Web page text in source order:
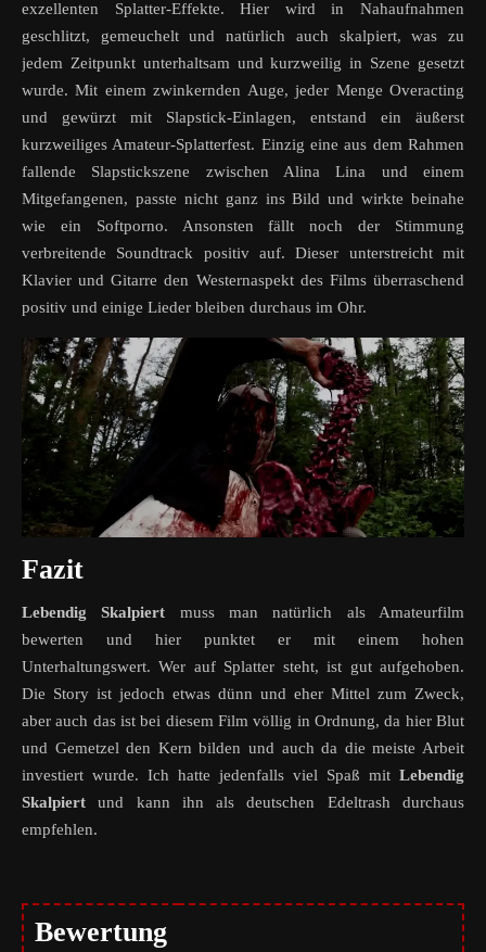
exzellenten Splatter-Effekte. Hier wird in Nahaufnahmen
geschlitzt, gemeuchelt und natürlich auch skalpiert, was zu
jedem Zeitpunkt unterhaltsam und kurzweilig in Szene gesetzt
wurde. Mit einem zwinkernden Auge, jeder Menge Overacting
und gewürzt mit Slapstick-Einlagen, entstand ein äußerst
kurzweiliges Amateur-Splatterfest. Einzig eine aus dem Rahmen
fallende Slapstickszene zwischen Alina Lina und einem
Mitgefangenen, passte nicht ganz ins Bild und wirkte beinahe
wie ein Softporno. Ansonsten fällt noch der Stimmung
verbreitende Soundtrack positiv auf. Dieser unterstreicht mit
Klavier und Gitarre den Westernaspekt des Films überraschend
positiv und einige Lieder bleiben durchaus im Ohr.
Fazit
Lebendig Skalpiert muss man natürlich als Amateurfilm
bewerten und hier punktet er mit einem hohen
Unterhaltungswert. Wer auf Splatter steht, ist gut aufgehoben.
Die Story ist jedoch etwas dünn und eher Mittel zum Zweck,
aber auch das ist bei diesem Film völlig in Ordnung, da hier Blut
und Gemetzel den Kern bilden und auch da die meiste Arbeit
investiert wurde. Ich hatte jedenfalls viel Spaß mit Lebendig
Skalpiert und kann ihn als deutschen Edeltrash durchaus
empfehlen.
Bewertung